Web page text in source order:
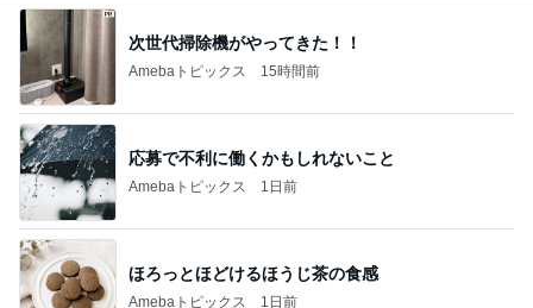
次世代掃除機がやってきた！！
Amebaトピックス 15時間前
応募で不利に働くかもしれないこと
Amebaトピックス 1日前
ほろっとほどけるほうじ茶の食感
Amebaトピックス 1日前